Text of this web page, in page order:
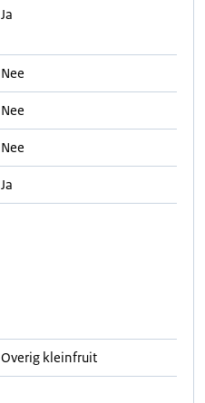
Ja
Nee
Nee
Nee
Ja
Overig kleinfruit